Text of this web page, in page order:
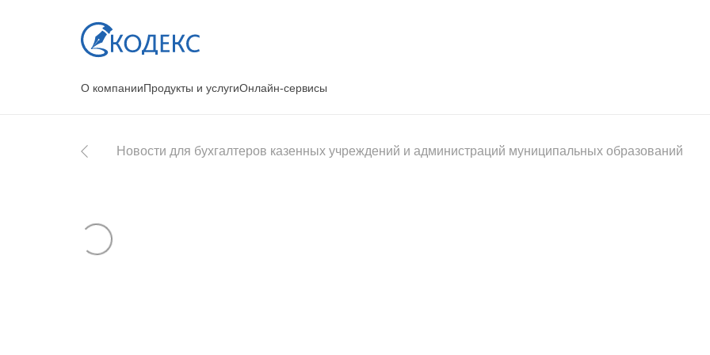
О компанииПродукты и услугиОнлайн-сервисы
Новости для бухгалтеров казенных учреждений и администраций муниципальных образований